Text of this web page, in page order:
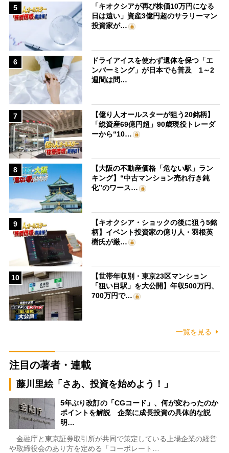
5
「キオクシアが再び株価10万円になる
日は遠い」資産3億円超のサラリーマン
投資家が…
6
ドライアイスを使わず遺体を保つ「エ
ンバーミング」が日本でも普及 1～2
週間は問…
7
【億り人オールスターが狙う20銘柄】
「総資産69億円超」90歳現役トレーダ
ーから“10…
8
【大阪の不動産価格「危ない駅」ラン
キング】“中古マンション売れ行き鈍
化”のワース…
9
【キオクシア・ショックの後に狙う5銘
柄】イベント投資家の億り人・羽根英
樹氏が厳…
10
【世帯年収別・東京23区マンション
「狙い目駅」を大公開】年収500万円、
700万円で…
一覧を見る
注目の著者・連載
藤川里絵「さあ、投資を始めよう！」
5年ぶり改訂の「CGコード」、何が変わったのか
ポイントを解説 企業に成長投資の具体的な説
明…
金融庁と東京証券取引所が共同で策定している上場企業の経営
や取締役会のあり方を定める「コーポレート…